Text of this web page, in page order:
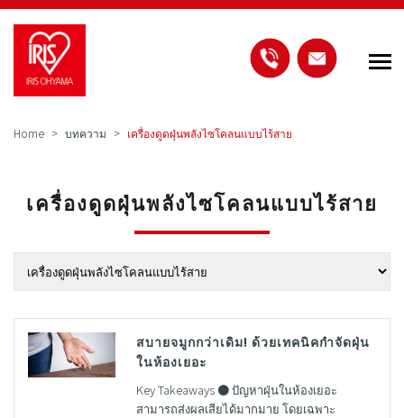
Home บทความ เครื่องดูดฝุ่นพลังไซโคลนแบบไร้สาย
เครื่องดูดฝุ่นพลังไซโคลนแบบไร้สาย
สบายจมูกกว่าเดิม! ด้วยเทคนิคกำจัดฝุ่น
ในห้องเยอะ
Key Takeaways ● ปัญหาฝุ่นในห้องเยอะ
สามารถส่งผลเสียได้มากมาย โดยเฉพาะ